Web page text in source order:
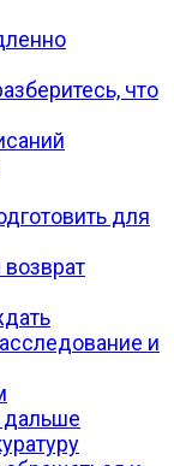
что
для
и
дальше